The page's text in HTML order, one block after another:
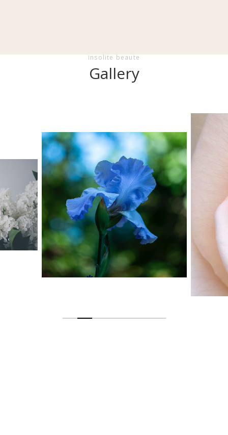
insolite beaute
Gallery